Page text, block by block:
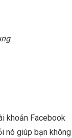
khoản Facebook
nó giúp bạn không